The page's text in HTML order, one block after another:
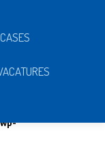
called
bgdomain was
loaded at the
CASES